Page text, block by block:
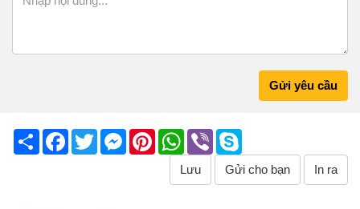
Gửi yêu cầu
Share Facebook
TwitterMessenger
PinterestWhatsApp
Viber
Lưu Gửi cho bạn In ra